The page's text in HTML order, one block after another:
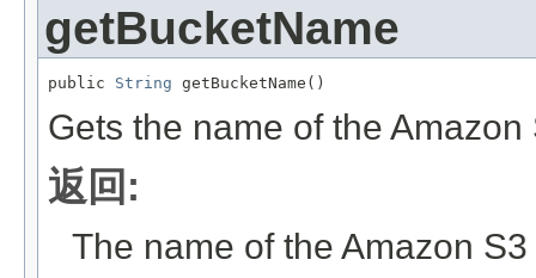
getBucketName
public String getBucketName()
Gets the name of the
返回:
The name of the Amazon